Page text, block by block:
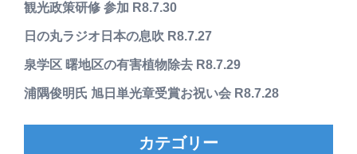
観光政策研修 参加 R8.7.30
日の丸ラジオ日本の息吹 R8.7.27
泉学区 曙地区の有害植物除去 R8.7.29
浦隅俊明氏 旭日単光章受賞お祝い会 R8.7.28
カテゴリー